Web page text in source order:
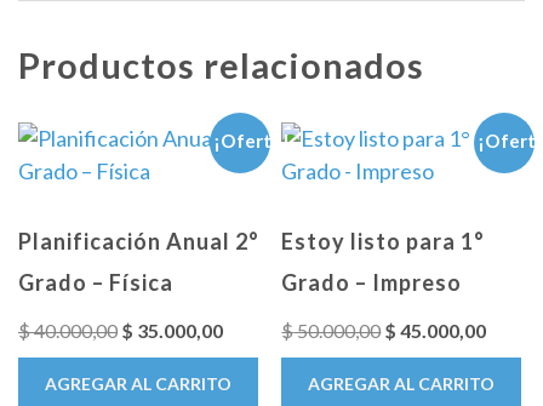
Productos relacionados
¡Oferta!
Planificación Anual 2°
Grado – Física
$40.000,00 El
precio
original
$ 35.000,00El
precio
actual
AGREGAR AL CARRITO
Estoy listo para 1°
Grado – Impreso
$50.000,00El
precio
original
$ 45.000,00El
precio
actual
AGREGAR AL CARRITO